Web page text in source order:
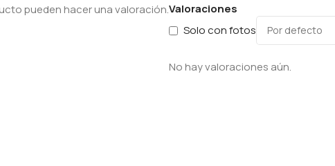
Valoraciones
Solo con fotos
No hay valoraciones aún.
pueden hacer una valoración.